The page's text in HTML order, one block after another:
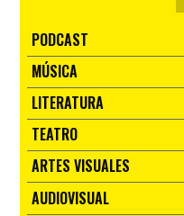
PODCAST
MÚSICA
LITERATURA
TEATRO
ARTES VISUALES
AUDIOVISUAL